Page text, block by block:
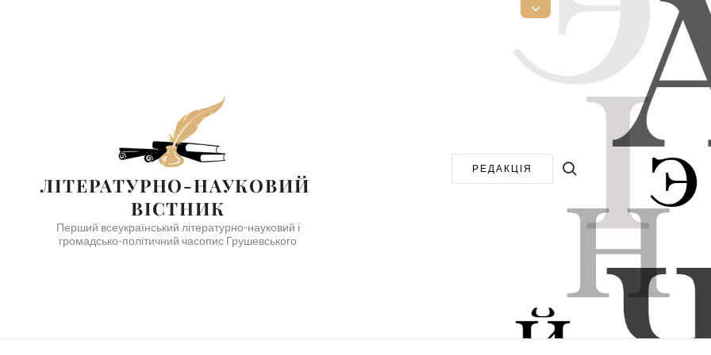
Open
Sidebar
ЛІТЕРАТУРНО-НАУКОВИЙ
ВІСТНИК
Перший всеукраїнський літературно-науковий і
громадсько-політичний часопис Грушевського
РЕДАКЦІЯ
Search for: